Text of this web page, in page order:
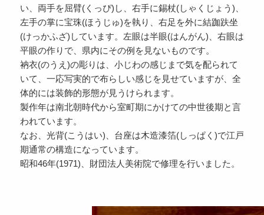
い、両手を屈臂(くっぴ)し、右手に錫杖(しゃくじょう)、
左手の掌に宝珠(ほうじゅ)を執り、右足を外に結跏趺坐
(けっかふざ)しています。左眼は半眼(はんがん)、右眼は
平眼の作りで、県内にその例を見ないものです。
衲衣(のうえ)の彫りは、小じわの感じまで気を配られて
いて、一応写実的で布らしい感じを見せていますが、全
体的には装飾的形態が見うけられます。
製作年は南北朝時代から室町期にかけての中世後期と言
われています。
なお、光背(こうはい)、台座は木造漆箔(しっぱく)で江戸
期通常の構造になっています。
昭和46年(1971)、財団法人美術院で修理を行いました。